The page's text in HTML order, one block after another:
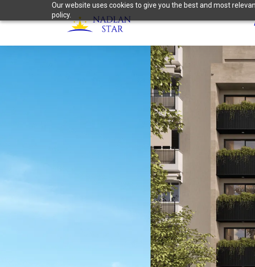
Our website uses cookies to give you the best and most
policy.